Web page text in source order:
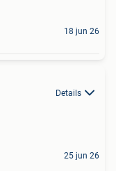
18 jun 26
Details
25 jun 26